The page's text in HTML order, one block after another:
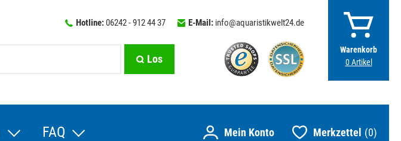
Warenkorb
0 Artikel
Hotline:06242 - 912 44 37 E-Mail: info@aquaristikwelt24.de
Los
FAQ Merkzettel 0